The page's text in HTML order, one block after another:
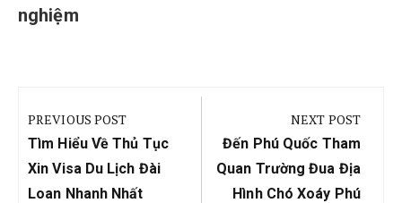
nghiệm
hướng
bài
viết
PREVIOUS POST
Previous
Post:
Tìm Hiểu Về Thủ Tục
Xin Visa Du Lịch Đài
Loan Nhanh Nhất
NEXT POST
Next
Post:
Đến Phú Quốc Tham
Quan Trường Đua Địa
Hình Chó Xoáy Phú